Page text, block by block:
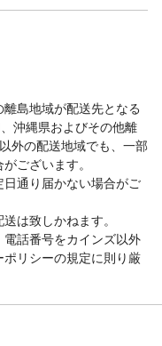
島地域が配送先となる
沖縄県およびその他離
外の配送地域でも、一部
ございます。
通り届かない場合がご
は致しかねます。
話番号をカインズ以外
リシーの規定に則り厳